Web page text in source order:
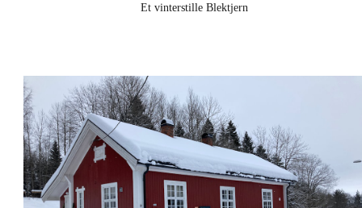
Et vinterstille Blektjern